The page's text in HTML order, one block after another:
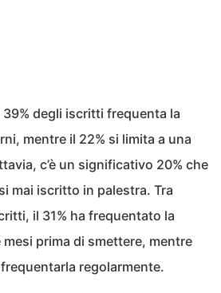
39% degli iscritti frequenta la
mentre il 22% si limita a una
c’è un significativo 20% che
mai iscritto in palestra. Tra
il 31% ha frequentato la
prima di smettere, mentre
frequentarla regolarmente.